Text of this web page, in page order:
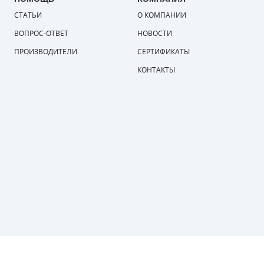
СТАТЬИ
ВОПРОС-ОТВЕТ
ПРОИЗВОДИТЕЛИ
О КОМПАНИИ
НОВОСТИ
СЕРТИФИКАТЫ
КОНТАКТЫ